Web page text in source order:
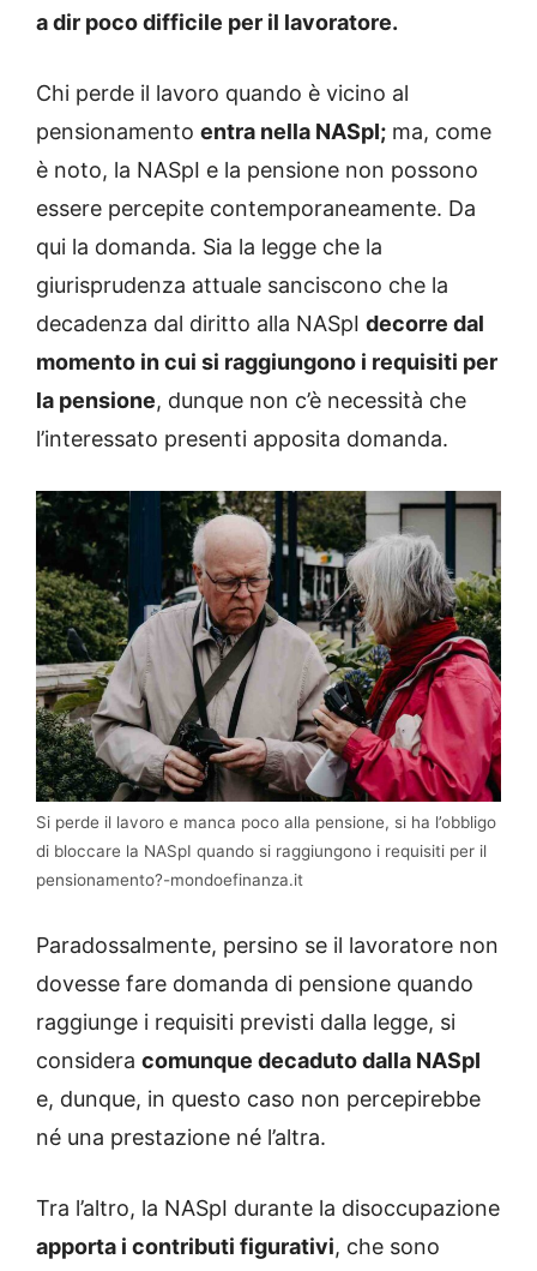
a dir poco difficile per il lavoratore.
Chi perde il lavoro quando è vicino al
pensionamento entra nella NASpI; ma, come
è noto, la NASpI e la pensione non possono
essere percepite contemporaneamente. Da
qui la domanda. Sia la legge che la
giurisprudenza attuale sanciscono che la
decadenza dal diritto alla NASpI decorre dal
momento in cui si raggiungono i requisiti per
la pensione, dunque non c’è necessità che
l’interessato presenti apposita domanda.
Si perde il lavoro e manca poco alla pensione, si ha l’obbligo
di bloccare la NASpI quando si raggiungono i requisiti per il
pensionamento?-mondoefinanza.it
Paradossalmente, persino se il lavoratore non
dovesse fare domanda di pensione quando
raggiunge i requisiti previsti dalla legge, si
considera comunque decaduto dalla NASpI
e, dunque, in questo caso non percepirebbe
né una prestazione né l’altra.
Tra l’altro, la NASpI durante la disoccupazione
apporta i contributi figurativi, che sono